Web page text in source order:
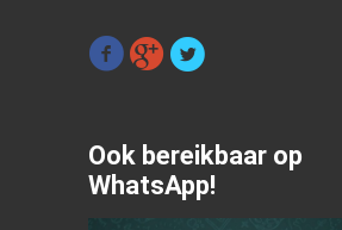
Ook bereikbaar op
WhatsApp!